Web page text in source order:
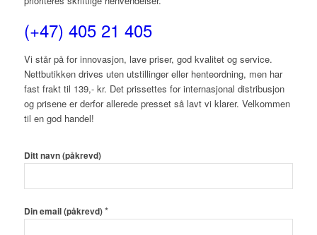
(+47) 405 21 405
Vi står på for innovasjon, lave priser, god kvalitet og service.
Nettbutikken drives uten utstillinger eller henteordning, men har
fast frakt til 139,- kr. Det prissettes for internasjonal distribusjon
og prisene er derfor allerede presset så lavt vi klarer. Velkommen
til en god handel!
Ditt navn (påkrevd)
Din email (påkrevd)*